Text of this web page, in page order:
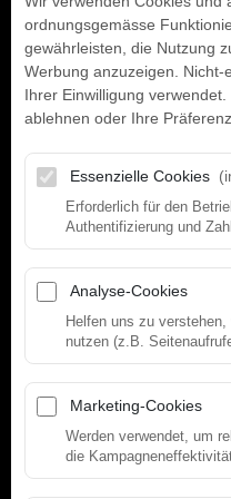
TRAINER
KARIN
ordnungsgemässe
gewährleisten, die Nutzung
Werbung anzuzeigen.
Ihrer Einwilligung
ablehnen oder Ihre
Essenzielle Cookies
Erforderlich für den
Authentifizierung und
Analyse-Cookies
Helfen uns zu
nutzen (z.B.
Marketing-Cookies
Werden verwendet, um
die